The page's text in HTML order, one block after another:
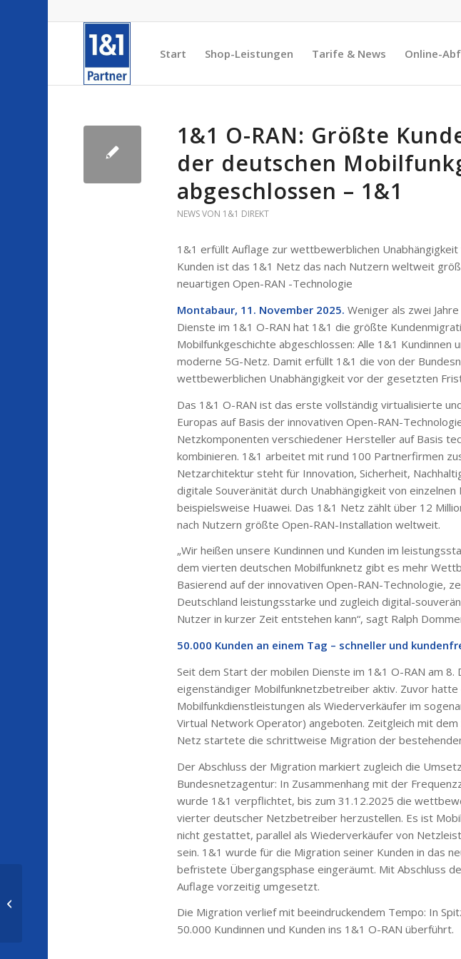
Start Shop-Leistungen Tarife & News Online-
1&1 O-RAN: Größte
der deutschen
abgeschlossen – 1&1
NEWS VON 1&1 DIREKT
1&1 erfüllt Auflage zur wettbewerblichen
Kunden ist das 1&1 Netz das nach Nutzern weltweit
neuartigen Open-RAN -Technologie
Montabaur, 11. November 2025. Weniger als zwei
Dienste im 1&1 O-RAN hat 1&1 die größte
Mobilfunkgeschichte abgeschlossen: Alle 1&1 Kundinnen
moderne 5G-Netz. Damit erfüllt 1&1 die von der
wettbewerblichen Unabhängigkeit vor der gesetzten
Das 1&1 O-RAN ist das erste vollständig virtualisierte
Europas auf Basis der innovativen Open-RAN-
Netzkomponenten verschiedener Hersteller auf Basis
kombinieren. 1&1 arbeitet mit rund 100 Partnerfirmen
Netzarchitektur steht für Innovation, Sicherheit,
digitale Souveränität durch Unabhängigkeit von
beispielsweise Huawei. Das 1&1 Netz zählt über 12
nach Nutzern größte Open-RAN-Installation weltweit.
„Wir heißen unsere Kundinnen und Kunden im
dem vierten deutschen Mobilfunknetz gibt es mehr
Basierend auf der innovativen Open-RAN-Technologie,
Deutschland leistungsstarke und zugleich digital-
Nutzer in kurzer Zeit entstehen kann“, sagt Ralph
50.000 Kunden an einem Tag – schneller und
Seit dem Start der mobilen Dienste im 1&1 O-RAN am
eigenständiger Mobilfunknetzbetreiber aktiv. Zuvor hatte
Mobilfunkdienstleistungen als Wiederverkäufer im
Virtual Network Operator) angeboten. Zeitgleich mit
Netz startete die schrittweise Migration der
Der Abschluss der Migration markiert zugleich die
Bundesnetzagentur: In Zusammenhang mit der
wurde 1&1 verpflichtet, bis zum 31.12.2025 die
vierter deutscher Netzbetreiber herzustellen. Es ist
nicht gestattet, parallel als Wiederverkäufer von
sein. 1&1 wurde für die Migration seiner Kunden in das
befristete Übergangsphase eingeräumt. Mit Abschluss
Auflage vorzeitig umgesetzt.
Die Migration verlief mit beeindruckendem Tempo: In
50.000 Kundinnen und Kunden ins 1&1 O-RAN überführt.